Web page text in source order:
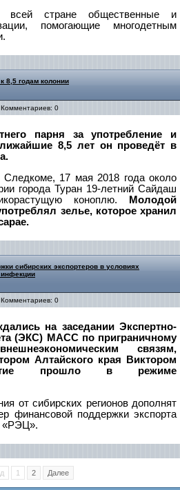
всей стране общественные и
помогающие многодетным
8,5 годам колонии
0
парня за употребление и
8,5 лет он проведёт в
Следкоме, 17 мая 2018 года около
города Туран 19-летний Сайдаш
коноплю.
Молодой
зелье, которое хранил
сибирских экспортеров в условиях
инфекции
0
на заседании Экспертно-
(ЭКС) МАСС по приграничному
связям,
Алтайского края Виктором
прошло в режиме
от сибирских регионов дополнят
финансовой поддержки экспорта
«РЭЦ».
1 2 Далее